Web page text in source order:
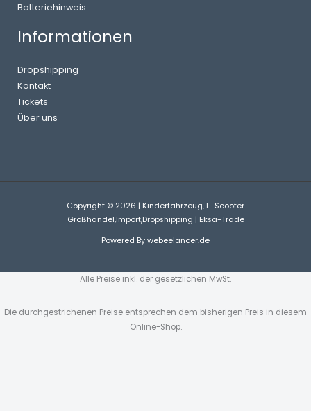
Batteriehinweis
Informationen
Dropshipping
Kontakt
Tickets
Über uns
Copyright © 2026 | Kinderfahrzeug, E-Scooter
Großhandel,Import,Dropshipping | Eksa-Trade
Powered By webeelancer.de
Alle Preise inkl. der gesetzlichen MwSt.
Die durchgestrichenen Preise entsprechen dem bisherigen Preis in diesem
Online-Shop.